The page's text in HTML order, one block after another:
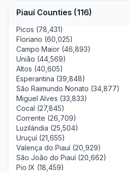
Piauí Counties (116)
Picos (78,431)
Floriano (60,025)
Campo Maior (46,893)
União (44,569)
Altos (40,605)
Esperantina (39,848)
São Raimundo Nonato (34,877)
Miguel Alves (33,833)
Cocal (27,845)
Corrente (26,709)
Luzilândia (25,504)
Uruçuí (21,655)
Valença do Piauí (20,929)
São João do Piauí (20,662)
Pio IX (18,459)